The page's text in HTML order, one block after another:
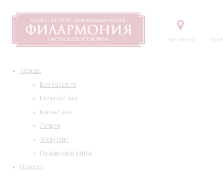
Контакты
Афиша
Все события
Большой зал
Малый зал
Лекции
Экскурсии
Пушкинская карта
Новости